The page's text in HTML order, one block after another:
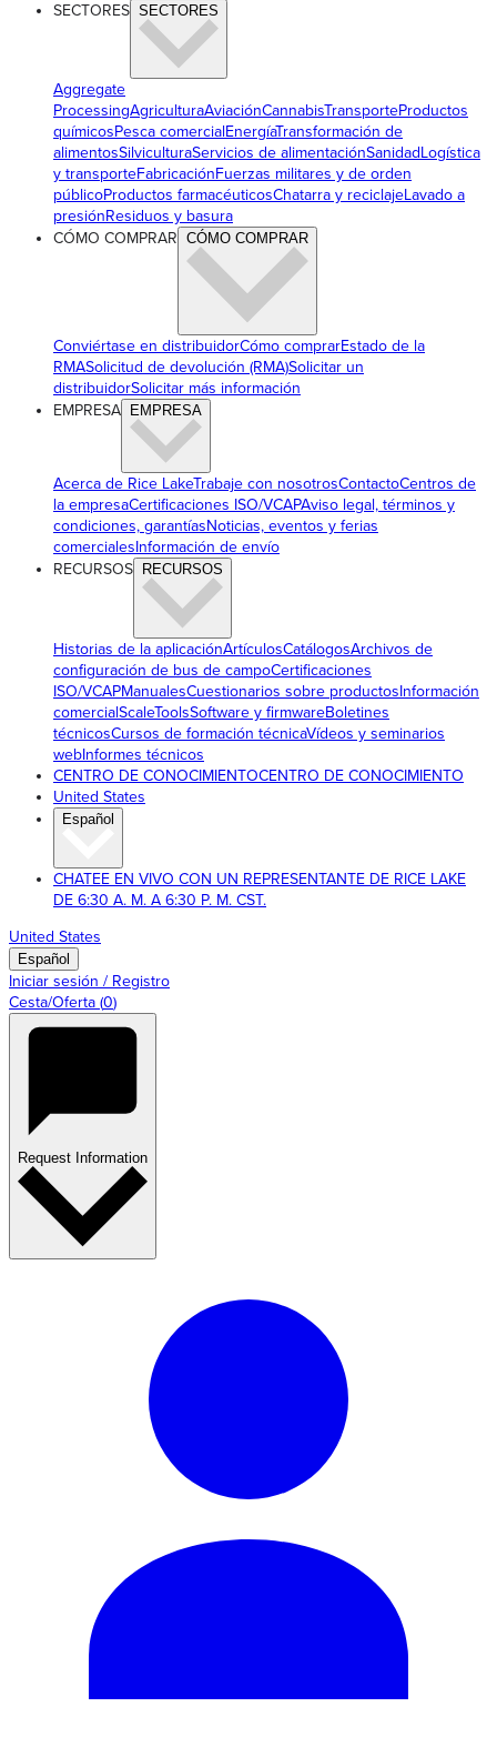
SECTORES SECTORES
Aggregate
ProcessingAgriculturaAviaciónCannabisTransporteProductos
químicosPesca comercialEnergíaTransformación de
alimentosSilviculturaServicios de alimentaciónSanidadLogística
y transporteFabricaciónFuerzas militares y de orden
públicoProductos farmacéuticosChatarra y reciclajeLavado a
presiónResiduos y basura
CÓMO COMPRAR CÓMO COMPRAR
Conviértase en distribuidorCómo comprarEstado de la
RMASolicitud de devolución (RMA)Solicitar un
distribuidorSolicitar más información
EMPRESA EMPRESA
Acerca de Rice LakeTrabaje con nosotrosContactoCentros de
la empresaCertificaciones ISO/VCAPAviso legal, términos y
condiciones, garantíasNoticias, eventos y ferias
comercialesInformación de envío
RECURSOS
RECURSOS
Historias de la aplicaciónArtículosCatálogosArchivos de
configuración de bus de campoCertificaciones
ISO/VCAPManualesCuestionarios sobre productosInformación
comercialScaleToolsSoftware y firmwareBoletines
técnicosCursos de formación técnicaVídeos y seminarios
webInformes técnicos
CENTRO DE CONOCIMIENTOCENTRO DE CONOCIMIENTO
United States
Español
CHATEE EN VIVO CON UN REPRESENTANTE DE RICE LAKE
DE 6:30 A. M. A 6:30 P. M. CST.
United States
Español
Iniciar sesión / Registro
Cesta/Oferta (0)
Request Information